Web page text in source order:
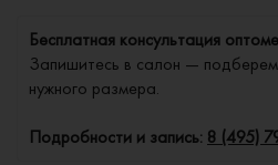
Бесплатная консультация
Запишитесь в салон —
нужного размера.
Подробности и запись: 8 (495)